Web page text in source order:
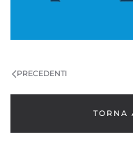
PRECEDENTI
TORNA